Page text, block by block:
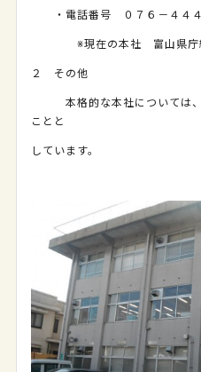
・電話番号 ０７６－４４４
※現在の本社 富山県庁総
２ その他
本格的な本社については、
ことと
しています。